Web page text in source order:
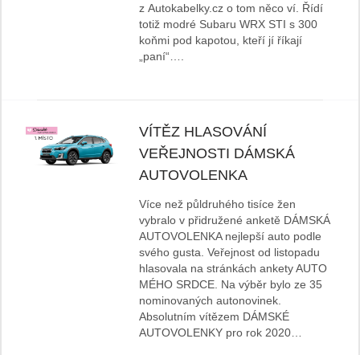
z Autokabelky.cz o tom něco ví. Řídí
totiž modré Subaru WRX STI s 300
koňmi pod kapotou, kteří jí říkají
„paní“….
VÍTĚZ HLASOVÁNÍ
VEŘEJNOSTI DÁMSKÁ
AUTOVOLENKA
Více než půldruhého tisíce žen
vybralo v přidružené anketě DÁMSKÁ
AUTOVOLENKA nejlepší auto podle
svého gusta. Veřejnost od listopadu
hlasovala na stránkách ankety AUTO
MÉHO SRDCE. Na výběr bylo ze 35
nominovaných autonovinek.
Absolutním vítězem DÁMSKÉ
AUTOVOLENKY pro rok 2020…